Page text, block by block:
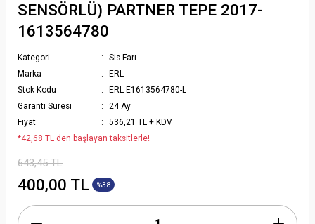
SENSÖRLÜ) PARTNER TEPE 2017-
1613564780
Kategori
Sis Farı
Marka
ERL
Stok Kodu
ERL E1613564780-L
Garanti Süresi
24 Ay
Fiyat
536,21 TL + KDV
*42,68 TL den başlayan taksitlerle!
643,45 TL
400,00 TL %38